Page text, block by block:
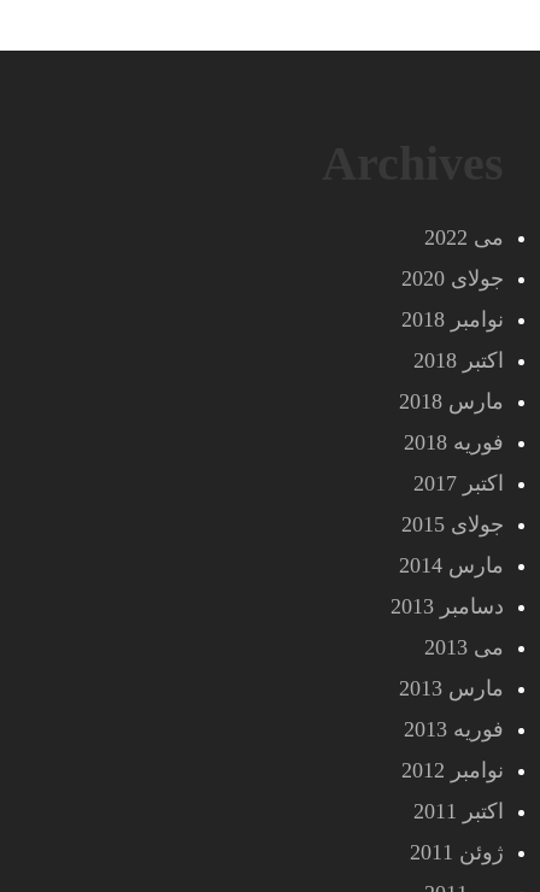
می 2022
جولای 2020
نوامبر 2018
اکتبر 2018
مارس 2018
فوریه 2018
اکتبر 2017
جولای 2015
مارس 2014
دسامبر 2013
می 2013
مارس 2013
فوریه 2013
نوامبر 2012
اکتبر 2011
ژوئن 2011